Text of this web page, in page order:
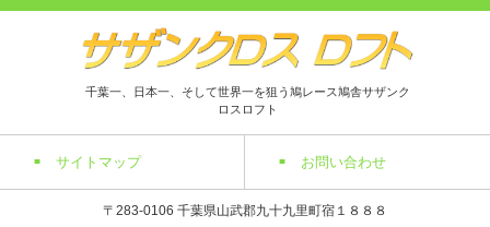
千葉一、日本一、そして世界一を狙う鳩レース鳩舎サザンク
ロスロフト
サイトマップ お問い合わせ
〒283-0106 千葉県山武郡九十九里町宿１８８８